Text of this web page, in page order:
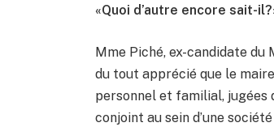
«Quoi d’autre encore sait-
Mme Piché, ex-candidate du
du tout apprécié que le
personnel et familial, jugées
conjoint au sein d’une